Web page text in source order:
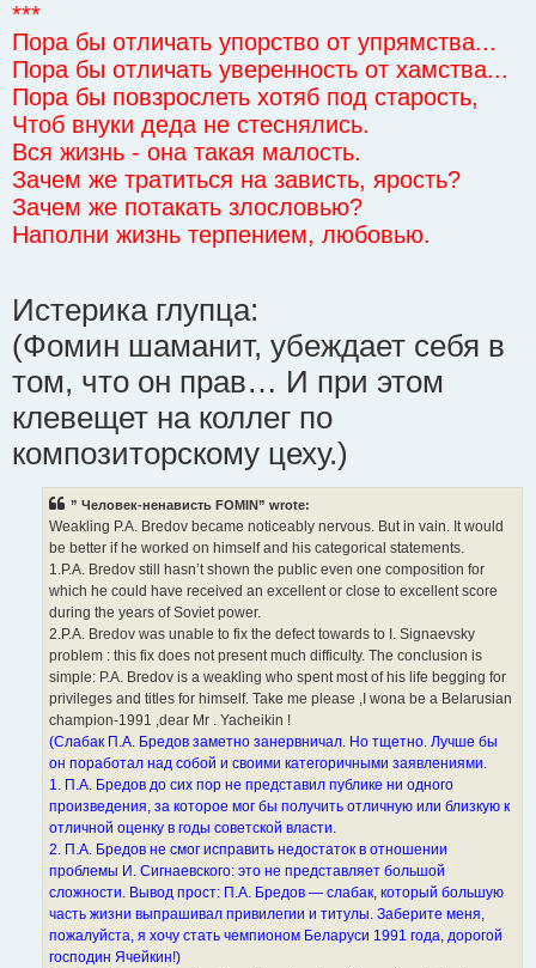
***
Пора бы отличать упорство от упрямства...
Пора бы отличать уверенность от хамства...
Пора бы повзрослеть хотяб под старость,
Чтоб внуки деда не стеснялись.
Вся жизнь - она такая малость.
Зачем же тратиться на зависть, ярость?
Зачем же потакать злословью?
Наполни жизнь терпением, любовью.
Истерика глупца:
(Фомин шаманит, убеждает себя в
том, что он прав… И при этом
клевещет на коллег по
композиторскому цеху.)
” Человек-ненависть FOMIN” wrote:
Weakling P.A. Bredov became noticeably nervous. But in vain. It would
be better if he worked on himself and his categorical statements.
1.P.A. Bredov still hasn’t shown the public even one composition for
which he could have received an excellent or close to excellent score
during the years of Soviet power.
2.P.A. Bredov was unable to fix the defect towards to I. Signaevsky
problem : this fix does not present much difficulty. The conclusion is
simple: P.A. Bredov is a weakling who spent most of his life begging for
privileges and titles for himself. Take me please ,I wona be a Belarusian
champion-1991 ,dear Mr . Yacheikin !
(Слабак П.А. Бредов заметно занервничал. Но тщетно. Лучше бы
он поработал над собой и своими категоричными заявлениями.
1. П.А. Бредов до сих пор не представил публике ни одного
произведения, за которое мог бы получить отличную или близкую к
отличной оценку в годы советской власти.
2. П.А. Бредов не смог исправить недостаток в отношении
проблемы И. Сигнаевского: это не представляет большой
сложности. Вывод прост: П.А. Бредов — слабак, который большую
часть жизни выпрашивал привилегии и титулы. Заберите меня,
пожалуйста, я хочу стать чемпионом Беларуси 1991 года, дорогой
господин Ячейкин!)